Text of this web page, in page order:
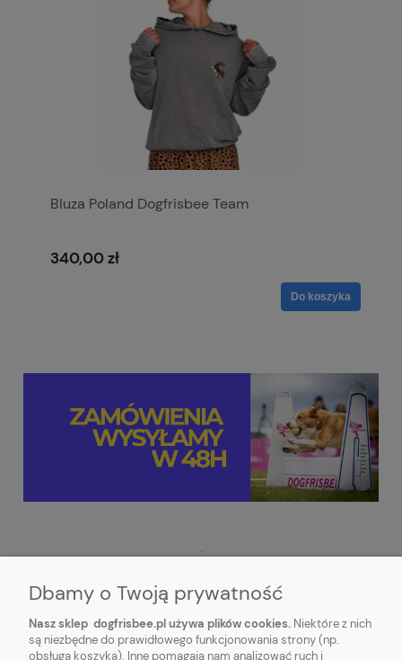
Bluza Poland Dogfrisbee Team
340,00 zł
Do koszyka
.
Dbamy o Twoją prywatność
Nasz sklep dogfrisbee.pl używa plików cookies. Niektóre z nich
są niezbędne do prawidłowego funkcjonowania strony (np.
obsługa koszyka). Inne pomagają nam analizować ruch i